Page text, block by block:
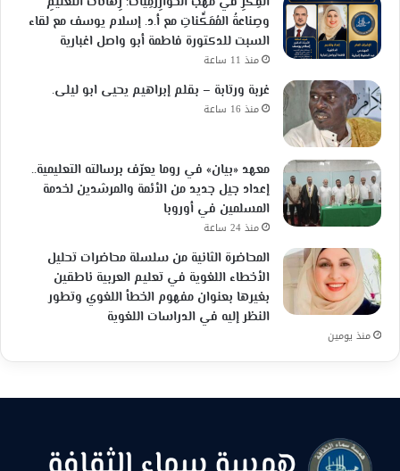
وصِناعةُ المُمَكِّناتِ مع أ.د. إسلام يوسف مع لقاء
السبت للدكتورة فاطمة أبو واصل اغبارية
منذ 11 ساعة
غربة ورتابة – بقلم إبراهيم يحيى ابو ليلى.
منذ 16 ساعة
معهد «بيان» في روما يعرّف برسالته التعليمية..
إعداد جيل جديد من الأئمة والمرشدين لخدمة
المسلمين في أوروبا
منذ 24 ساعة
المحاضرة الثانية من سلسلة محاضرات تحليل
الأخطاء اللغوية في تعليم العربية ناطقين
بغيرها بعنوان مفهوم الخطأ اللغوي وتطور
النظر إليه في الدراسات اللغوية
منذ يومين